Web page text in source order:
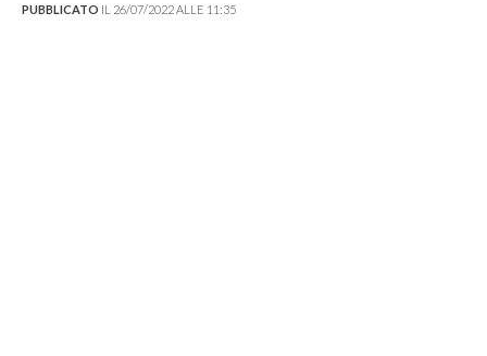
PUBBLICATO IL 26/07/2022 ALLE 11:35